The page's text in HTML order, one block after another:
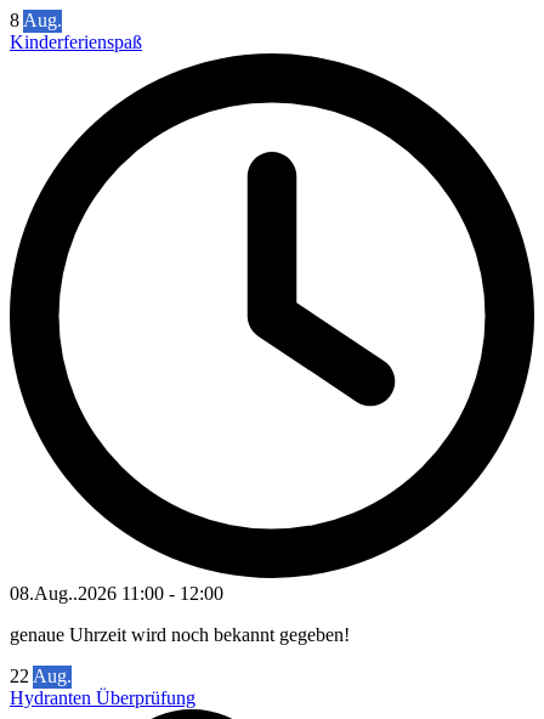
8 Aug.
Kinderferienspaß
08.Aug..2026 11:00 - 12:00
genaue Uhrzeit wird noch bekannt gegeben!
22 Aug.
Hydranten Überprüfung